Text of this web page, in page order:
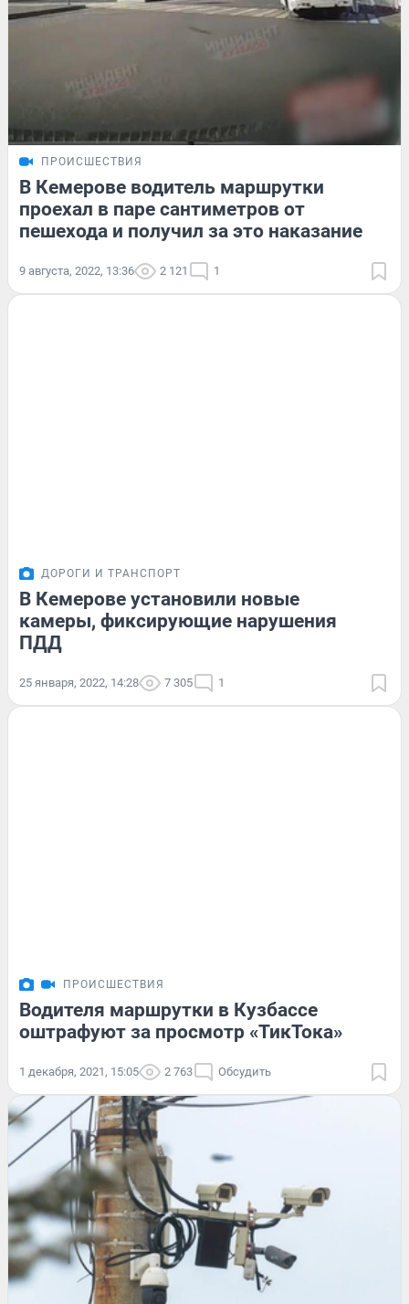
ПРОИСШЕСТВИЯ
В Кемерове водитель маршрутки
проехал в паре сантиметров от
пешехода и получил за это наказание
9 августа, 2022, 13:36 2 121 1
ДОРОГИ И ТРАНСПОРТ
В Кемерове установили новые
камеры, фиксирующие нарушения
ПДД
25 января, 2022, 14:28 7 305 1
ПРОИСШЕСТВИЯ
Водителя маршрутки в Кузбассе
оштрафуют за просмотр «ТикТока»
1 декабря, 2021, 15:05 2 763 Обсудить